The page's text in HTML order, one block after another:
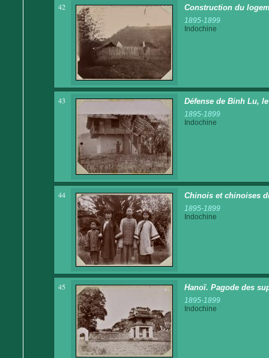
42 Construction du
1895-1899
Indochine
43 Défense de Binh Lu,
1895-1899
Indochine
44 Chinois et chinoises
1895-1899
Indochine
45 Hanoï. Pagode des
1895-1899
Indochine